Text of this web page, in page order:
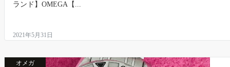
ランド】OMEGA【...
2021年5月31日
オメガ